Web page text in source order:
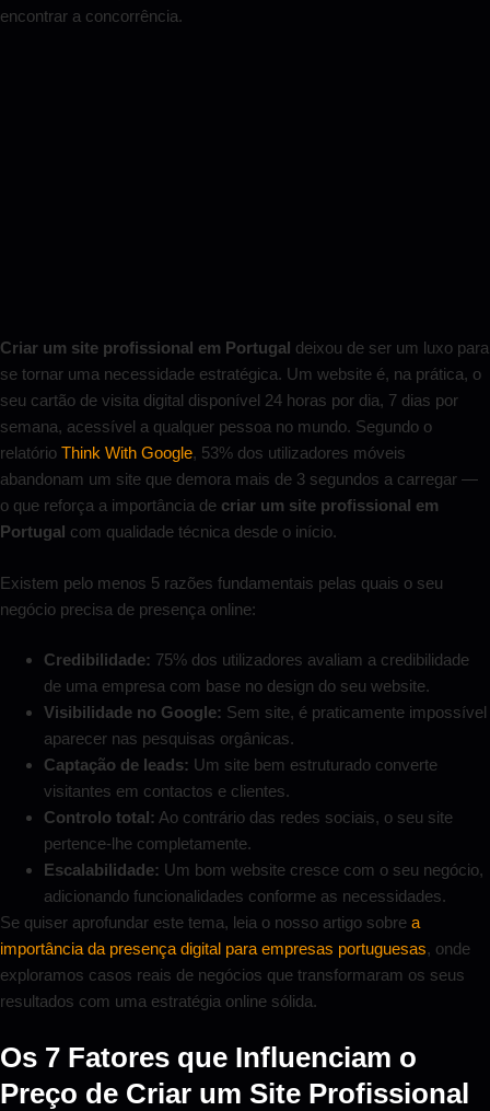
encontrar a concorrência.
Criar um site profissional em Portugal deixou de ser um luxo para
se tornar uma necessidade estratégica. Um website é, na prática, o
seu cartão de visita digital disponível 24 horas por dia, 7 dias por
semana, acessível a qualquer pessoa no mundo. Segundo o
relatório Think With Google, 53% dos utilizadores móveis
abandonam um site que demora mais de 3 segundos a carregar —
o que reforça a importância de criar um site profissional em
Portugal com qualidade técnica desde o início.
Existem pelo menos 5 razões fundamentais pelas quais o seu
negócio precisa de presença online:
Credibilidade: 75% dos utilizadores avaliam a credibilidade
de uma empresa com base no design do seu website.
Visibilidade no Google: Sem site, é praticamente impossível
aparecer nas pesquisas orgânicas.
Captação de leads: Um site bem estruturado converte
visitantes em contactos e clientes.
Controlo total: Ao contrário das redes sociais, o seu site
pertence-lhe completamente.
Escalabilidade: Um bom website cresce com o seu negócio,
adicionando funcionalidades conforme as necessidades.
Se quiser aprofundar este tema, leia o nosso artigo sobre a
importância da presença digital para empresas portuguesas, onde
exploramos casos reais de negócios que transformaram os seus
resultados com uma estratégia online sólida.
Os 7 Fatores que Influenciam o
Preço de Criar um Site Profissional